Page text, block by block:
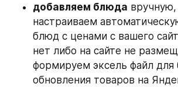
добавляем блюда вручную,
настраиваем
блюд с ценами с вашего
нет либо на сайте не
формируем эксель файл для
обновления товаров на